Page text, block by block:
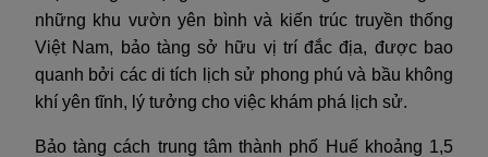
những khu vườn yên bình và kiến trúc truyền thống
Việt Nam, bảo tàng sở hữu vị trí đắc địa, được bao
quanh bởi các di tích lịch sử phong phú và bầu không
khí yên tĩnh, lý tưởng cho việc khám phá lịch sử.
Bảo tàng cách trung tâm thành phố Huế khoảng 1,5